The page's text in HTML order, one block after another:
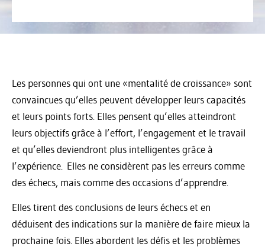
Les personnes qui ont une «mentalité de croissance» sont
convaincues qu’elles peuvent développer leurs capacités
et leurs points forts. Elles pensent qu’elles atteindront
leurs objectifs grâce à l’effort, l’engagement et le travail
et qu’elles deviendront plus intelligentes grâce à
l’expérience. Elles ne considèrent pas les erreurs comme
des échecs, mais comme des occasions d’apprendre.
Elles tirent des conclusions de leurs échecs et en
déduisent des indications sur la manière de faire mieux la
prochaine fois. Elles abordent les défis et les problèmes